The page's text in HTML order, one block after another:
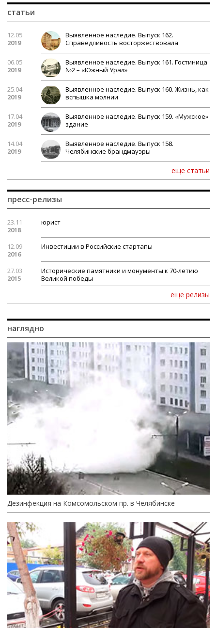
статьи
12.05
2019
Выявленное наследие. Выпуск 162.
Справедливость восторжествовала
06.05
2019
Выявленное наследие. Выпуск 161. Гостиница
№2 – «Южный Урал»
25.04
2019
Выявленное наследие. Выпуск 160. Жизнь, как
вспышка молнии
17.04
2019
Выявленное наследие. Выпуск 159. «Мужское»
здание
14.04
2019
Выявленное наследие. Выпуск 158.
Челябинские брандмауэры
еще статьи
пресс-релизы
23.11
2018
юрист
12.09
2016
Инвестиции в Российские стартапы
27.03
2015
Исторические памятники и монументы к 70-летию
Великой победы
еще релизы
наглядно
Дезинфекция на Комсомольском пр. в Челябинске